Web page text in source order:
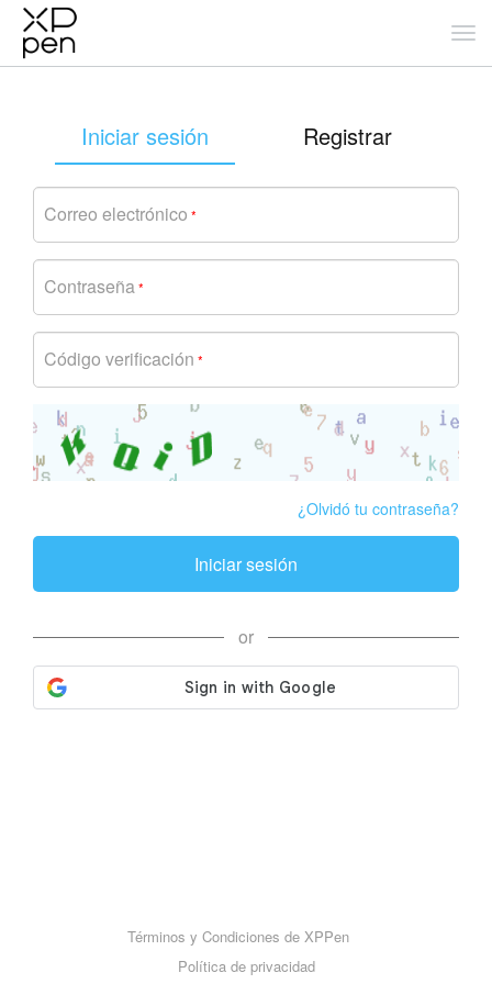
Iniciar sesión Registrar
Correo electrónico *
Contraseña*
Código verificación *
¿Olvidó tu contraseña?
Iniciar sesión
or
Términos y Condiciones de XPPen
Política de privacidad